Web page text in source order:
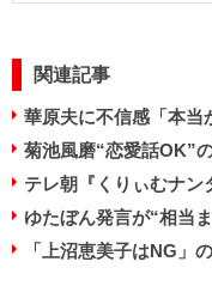
関連記事
華原夫に不信感「本当
菊池風磨“恋愛話OK”
テレ朝『くりぃむナン
ゆたぼん発言が“相当
「上沼恵美子はNG」